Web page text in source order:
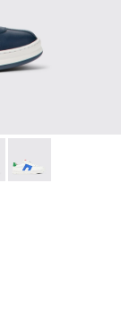
azul oscuro
010
- K800552-007
Runner -